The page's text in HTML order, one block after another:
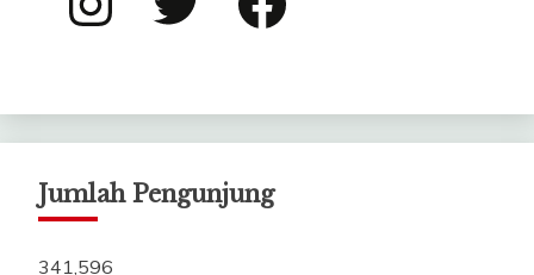
Jumlah Pengunjung
341,596